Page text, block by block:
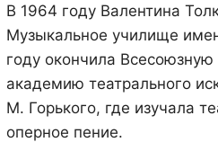
В 1964 году Валентина
Музыкальное училище
году окончила Всесоюзную
академию театрального
М. Горького, где изучала
оперное пение.